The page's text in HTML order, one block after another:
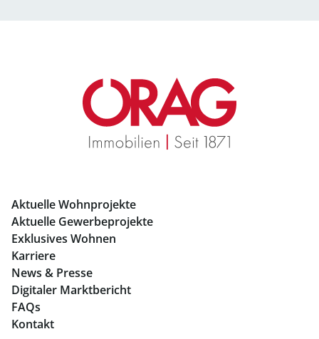
Immobilien in Graz
Mietwohnungen Graz
Eigentumswohnungen Graz
Geschäftslokale mieten Graz
Immobilien in Linz
Eigentumswohnungen Linz
Büros mieten Linz
Geschäftslokale mieten Linz
Aktuelle Wohnprojekte
Aktuelle Gewerbeprojekte
Exklusives Wohnen
Karriere
News & Presse
Digitaler Marktbericht
FAQs
Kontakt